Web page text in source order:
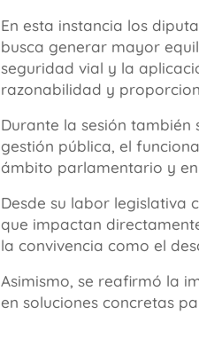
En esta instancia los
busca generar mayor
seguridad vial y la
razonabilidad y
Durante la sesión
gestión pública, el
ámbito parlamentario y
Desde su labor legislativa
que impactan
la convivencia como el
Asimismo, se reafirmó la
en soluciones concretas